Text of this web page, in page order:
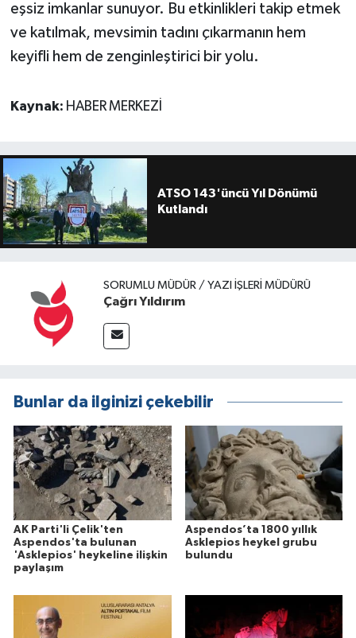
eşsiz imkanlar sunuyor. Bu etkinlikleri takip etmek
ve katılmak, mevsimin tadını çıkarmanın hem
keyifli hem de zenginleştirici bir yolu.
Kaynak: HABER MERKEZİ
ATSO 143'üncü Yıl Dönümü
Kutlandı
SORUMLU MÜDÜR / YAZI İŞLERI MÜDÜRÜ
Çağrı Yıldırım
Bunlar da ilginizi çekebilir
AK Parti'li Çelik'ten
Aspendos'ta bulunan
'Asklepios' heykeline ilişkin
paylaşım
Aspendos’ta 1800 yıllık
Asklepios heykel grubu
bulundu